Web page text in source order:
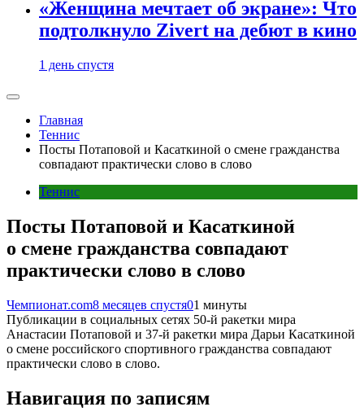
«Женщина мечтает об экране»: Что
подтолкнуло Zivert на дебют в кино
1 день спустя
Главная
Теннис
Посты Потаповой и Касаткиной о смене гражданства
совпадают практически слово в слово
Теннис
Посты Потаповой и Касаткиной
о смене гражданства совпадают
практически слово в слово
Чемпионат.com8 месяцев спустя01 минуты
Публикации в социальных сетях 50-й ракетки мира
Анастасии Потаповой и 37-й ракетки мира Дарьи Касаткиной
о смене российского спортивного гражданства совпадают
практически слово в слово.
Навигация по записям